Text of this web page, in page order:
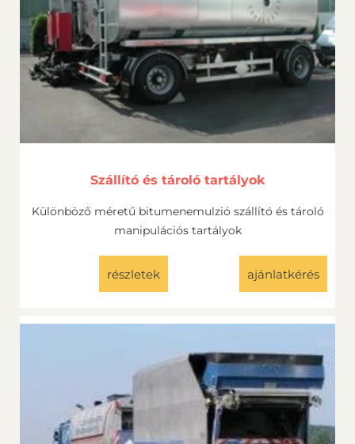
Szállító és tároló tartályok
Különböző méretű bitumenemulzió szállító és tároló
manipulációs tartályok
részletek ajánlatkérés